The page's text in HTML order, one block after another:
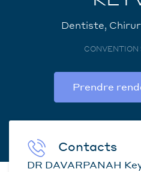
Dentiste,
CONVENTION
Prendre
Contacts
DR DAVARPANAH